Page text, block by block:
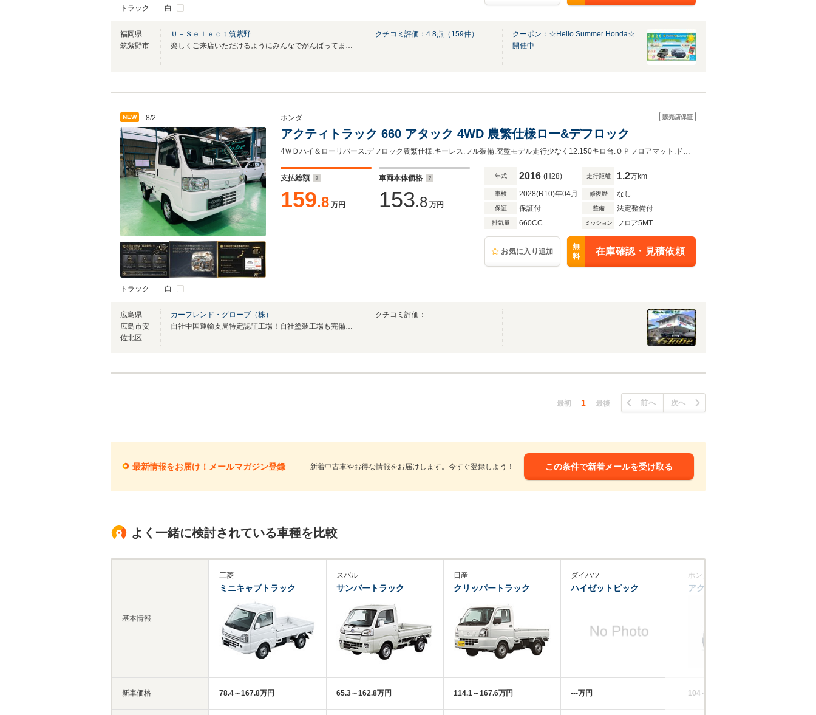
トラック 白
福岡県
筑紫野市
Ｕ－Ｓｅｌｅｃｔ筑紫野
楽しくご来店いただけるようにみんなでがんばってます！
クチコミ評価： 4.8点（ 159件）
クーポン：☆Hello Summer Honda☆
開催中
NEW 8/2
トラック 白
販売店保証
ホンダ
アクティトラック 660 アタック 4WD 農繁仕様ロー&デフロック
4ＷＤハイ＆ローリバース.デフロック農繁仕様.キーレス.フル装備.廃盤モデル走行少なく12.150キロ台.ＯＰフロアマット.ドアバイザー.荷台マット.3方開ラバー装備付.1オーナー禁煙美車.
支払総額
159.8 万円
車両本体価格
153.8 万円
年式 2016 (H28) 走行距離 1.2万km
車検 2028(R10)年04月 修復歴 なし
保証 保証付 整備 法定整備付
排気量 660CC ミッション フロア5MT
お気に入り追加
無
料
在庫確認・見積依頼
広島県
広島市安
佐北区
カーフレンド・グローブ（株）
自社中国運輸支局特定認証工場！自社塗装工場も完備☆安心・安全・真心をモットーに！
クチコミ評価：－
最初 1 最後 前へ 次へ
最新情報をお届け！メールマガジン登録 新着中古車やお得な情報をお届けします。今すぐ登録しよう！ この条件で新着メールを受け取る
よく一緒に検討されている車種を比較
基本情報
新車価格
三菱
ミニキャブトラック
78.4～167.8万円
スバル
サンバートラック
65.3～162.8万円
日産
クリッパートラック
114.1～167.6万円
ダイハツ
ハイゼットピック
‐‐‐万円
ホンダ
アクティバン
104～135.5万円